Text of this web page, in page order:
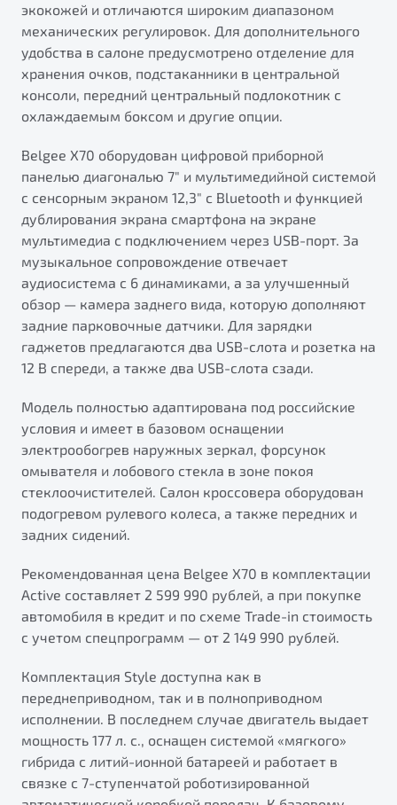
X70
Универсальный кроссовер
от 2 499 990 ₽*
Обзор В наличии
Автомобили в наличии
Тест-драйв
Автокредит
Спецпредложения
Будьте еще более уверены на дорогах с программой
"Помощь на дорогах"
Преимущества программы
Запись на сервис
Калькулятор ТО
Клиентская поддержка
экокожей и отличаются широким диапазоном
механических регулировок. Для дополнительного
удобства в салоне предусмотрено отделение для
хранения очков, подстаканники в центральной
консоли, передний центральный подлокотник с
охлаждаемым боксом и другие опции.
Belgee X70 оборудован цифровой приборной
панелью диагональю 7" и мультимедийной системой
с сенсорным экраном 12,3" с Bluetooth и функцией
дублирования экрана смартфона на экране
мультимедиa с подключением через USB-порт. За
музыкальное сопровождение отвечает
аудиосистема с 6 динамиками, а за улучшенный
обзор — камера заднего вида, которую дополняют
задние парковочные датчики. Для зарядки
гаджетов предлагаются два USB-слота и розетка на
12 В спереди, а также два USB-слота сзади.
Модель полностью адаптирована под российские
условия и имеет в базовом оснащении
электрообогрев наружных зеркал, форсунок
омывателя и лобового стекла в зоне покоя
стеклоочистителей. Салон кроссовера оборудован
подогревом рулевого колеса, а также передних и
задних сидений.
Рекомендованная цена Belgee X70 в комплектации
Active составляет 2 599 990 рублей, а при покупке
автомобиля в кредит и по схеме Trade-in стоимость
с учетом спецпрограмм — от 2 149 990 рублей.
Комплектация Style доступна как в
переднеприводном, так и в полноприводном
исполнении. В последнем случае двигатель выдает
мощность 177 л. с., оснащен системой «мягкого»
гибрида с литий-ионной батареей и работает в
связке с 7-ступенчатой роботизированной